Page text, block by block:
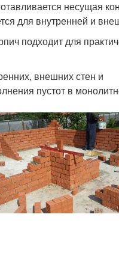
несущая
для внутренней и
подходит для
внешних стен и
пустот в